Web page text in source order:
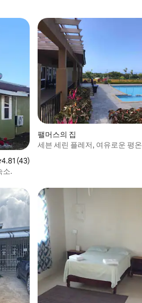
점 4.81점(5점 만점), 후기 43개
4.81 (43)
소.
팰머스의 집
세븐 세린 플레저, 여유로운 평온